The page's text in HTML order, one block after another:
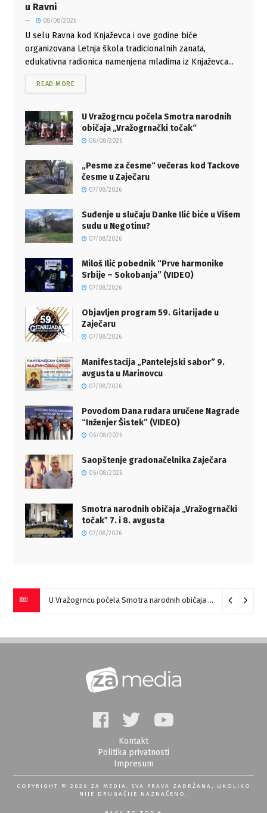
u Ravni
08/08/2026
U selu Ravna kod Knjaževca i ove godine biće
organizovana Letnja škola tradicionalnih zanata,
edukativna radionica namenjena mladima iz Knjaževca...
READ MORE
U Vražogrncu počela Smotra narodnih
običaja „Vražogrnački točak“
08/08/2026
„Pesme za česme“ večeras kod Tackove
česme u Zaječaru
07/08/2026
Suđenje u slučaju Danke Ilić biće u Višem
sudu u Negotinu?
07/08/2026
Miloš Ilić pobednik “Prve harmonike
Srbije – Sokobanja” (VIDEO)
07/08/2026
Objavljen program 59. Gitarijade u
Zaječaru
07/08/2026
Manifestacija „Pantelejski sabor” 9.
avgusta u Marinovcu
07/08/2026
Povodom Dana rudara uručene Nagrade
“Inženjer Šistek” (VIDEO)
06/08/2026
Saopštenje gradonačelnika Zaječara
06/08/2026
Smotra narodnih običaja „Vražogrnački
točakˮ 7. i 8. avgusta
07/08/2026
U Vražogrncu počela Smotra narodnih običaja „Vražogrnački točak“
Kontakt
Politika privatnosti
Impresum
COPYRIGHT © 2026 ZA MEDIA. SVA PRAVA ZADRŽANA, UKOLIKO
NIJE DRUGAČIJE NAZNAČENO.